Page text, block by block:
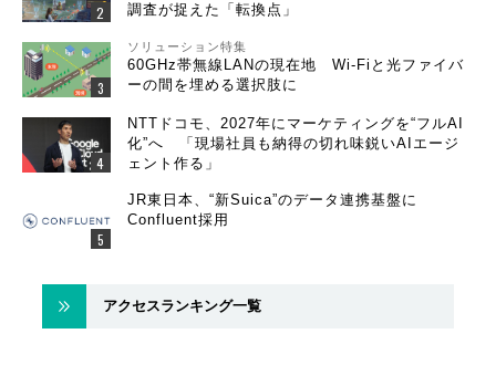
調査が捉えた「転換点」
ソリューション特集
60GHz帯無線LANの現在地 Wi-Fiと光ファイバ
ーの間を埋める選択肢に
NTTドコモ、2027年にマーケティングを“フルAI
化”へ 「現場社員も納得の切れ味鋭いAIエージ
ェント作る」
JR東日本、“新Suica”のデータ連携基盤に
Confluent採用
アクセスランキング一覧